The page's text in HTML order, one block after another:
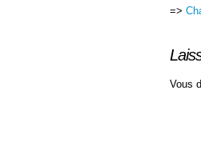
=>
Vous